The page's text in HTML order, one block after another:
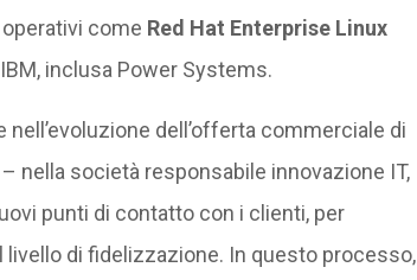
come Red Hat Enterprise Linux
inclusa Power Systems.
dell’offerta commerciale di
– nella società responsabile innovazione IT,
punti di contatto con i clienti, per
di fidelizzazione. In questo processo,